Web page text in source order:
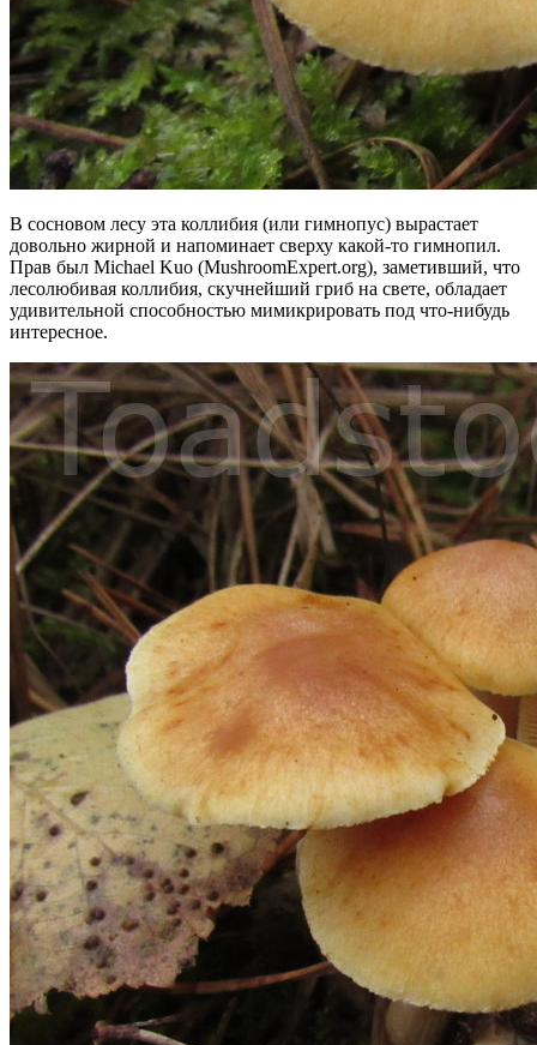
В сосновом лесу эта коллибия (или гимнопус) вырастает
довольно жирной и напоминает сверху какой-то гимнопил.
Прав был Michael Kuo (MushroomExpert.org), заметивший, что
лесолюбивая коллибия, скучнейший гриб на свете, обладает
удивительной способностью мимикрировать под что-нибудь
интересное.